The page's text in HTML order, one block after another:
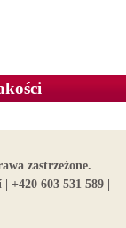
zastrzeżone.
603 531 589 |